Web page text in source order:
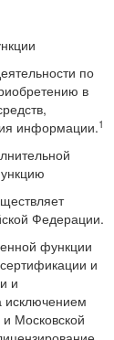
по
в
информации.1
Федерации.
функции
и
и
исключением
Московской